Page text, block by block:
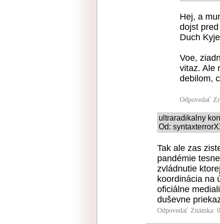
Hej, a
dojst
Duch
Voe,
vitaz. Ale
debilom,
Odpovedať
ultraradikalny
Od:
Tak ale zas
pandémie
zvládnutie
koordinácia na
oficiálne
duševne
Odpovedať Známka: